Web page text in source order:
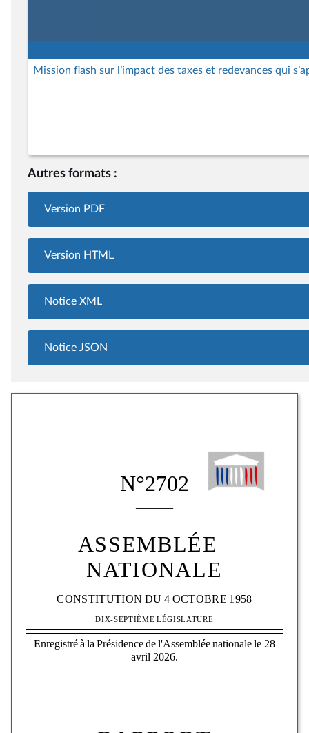
Mission flash sur l’impact des taxes et redevances qui
Autres formats :
Version PDF
Version HTML
Notice XML
Notice JSON